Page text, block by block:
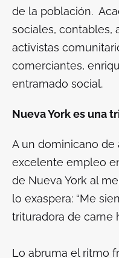
de la población.
sociales, contables,
activistas
comerciantes,
entramado social.
Nueva York es una
A un dominicano
excelente empleo
de Nueva York al
lo exaspera: “Me
trituradora de carne
Lo abruma el ritmo